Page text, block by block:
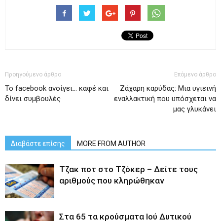
Προηγούμενο άρθρο
Το facebook ανοίγει… καφέ και
δίνει συμβουλές
Επόμενο άρθρο
Ζάχαρη καρύδας: Mια υγιεινή
εναλλακτική που υπόσχεται να
μας γλυκάνει
Διαβάστε επίσης MORE FROM AUTHOR
Tζακ ποτ στο Τζόκερ – Δείτε τους
αριθμούς που κληρώθηκαν
Στα 65 τα κρούσματα Ιού Δυτικού